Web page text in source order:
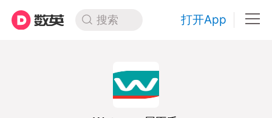
搜索 打开App